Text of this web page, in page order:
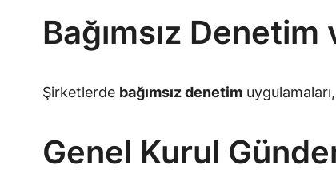
Bağımsız
Şirketlerde bağımsız denetim
Genel Kurul